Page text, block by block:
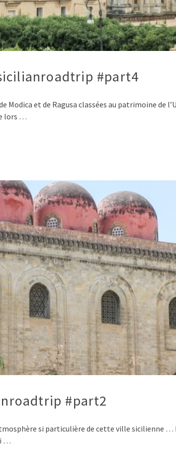
#part4
et de Ragusa classées au patrimoine de
lors …
#part2
si particulière de cette ville sicilienne
…